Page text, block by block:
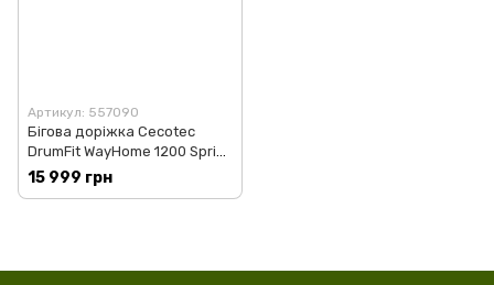
Артикул: 557090
Бігова доріжка Cecotec
DrumFit WayHome 1200 Sprint
(CCTC-07181)
15 999 грн